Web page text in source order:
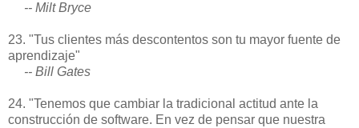
-- Milt Bryce
23. "Tus clientes más descontentos son tu mayor fuente de
aprendizaje"
-- Bill Gates
24. "Tenemos que cambiar la tradicional actitud ante la
construcción de software. En vez de pensar que nuestra